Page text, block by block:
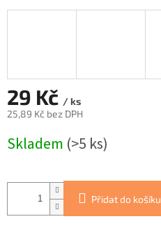
29 Kč / ks
25,89 Kč bez DPH
cena:
Skladem (>5 ks)
Přidat do košíku